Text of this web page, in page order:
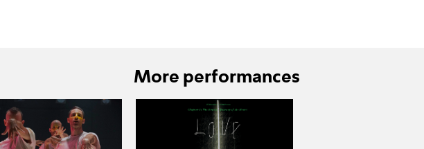
More performances